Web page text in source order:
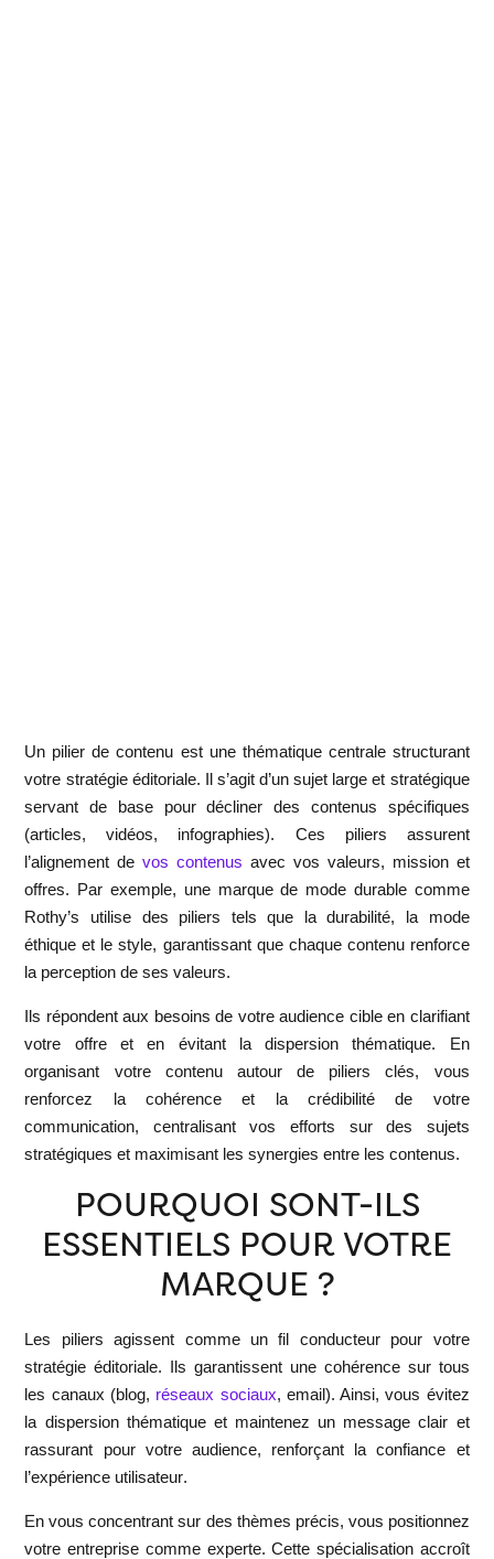
Un pilier de contenu est une thématique centrale structurant
votre stratégie éditoriale. Il s’agit d’un sujet large et stratégique
servant de base pour décliner des contenus spécifiques
(articles, vidéos, infographies). Ces piliers assurent
l’alignement devos contenus avec vos valeurs, mission et
offres. Par exemple, une marque de mode durable comme
Rothy’s utilise des piliers tels que la durabilité, la mode
éthique et le style, garantissant que chaque contenu renforce
la perception de ses valeurs.
Ils répondent aux besoins de votre audience cible en clarifiant
votre offre et en évitant la dispersion thématique. En
organisant votre contenu autour de piliers clés, vous
renforcez la cohérence et la crédibilité de votre
communication, centralisant vos efforts sur des sujets
stratégiques et maximisant les synergies entre les contenus.
POURQUOI SONT-ILS
ESSENTIELS POUR VOTRE
MARQUE ?
Les piliers agissent comme unfil conducteur pour votre
stratégie éditoriale. Ils garantissent une cohérence sur tous
les canaux (blog, réseaux sociaux, email). Ainsi, vous évitez
la dispersion thématique et maintenez un message clair et
rassurant pour votre audience, renforçant la confiance et
l’expérience utilisateur.
En vous concentrant sur des thèmes précis, vous positionnez
votre entreprise comme experte. Cette spécialisation accroît